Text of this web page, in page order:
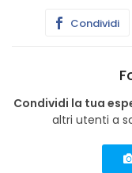
Condividi
Condividi la tua
altri utenti a